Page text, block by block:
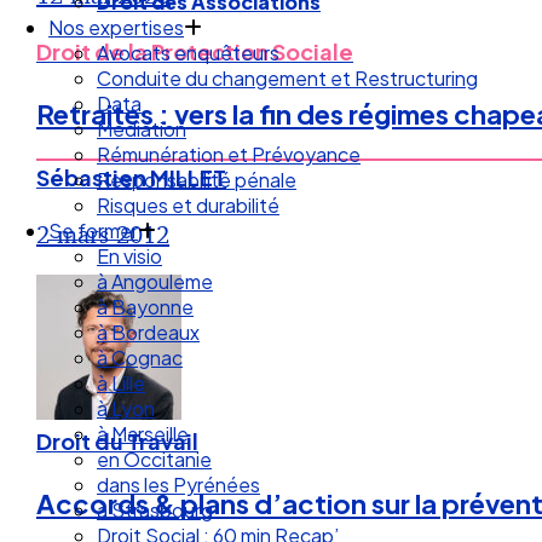
Nos expertises
Avocats enquêteurs
Conduite du changement et Restructuring
Data
Médiation
Rémunération et Prévoyance
Responsabilité pénale
Risques et durabilité
Se former
En visio
à Angouleme
à Bayonne
à Bordeaux
à Cognac
à Lille
à Lyon
à Marseille
en Occitanie
dans les Pyrénées
à Strasbourg
Droit Social : 60 min Recap’
Droit de la Protection Sociale
Retraites : vers la fin des régimes
Sébastien MILLET
2 mars 2012
Droit du Travail
Accords & plans d’action sur la